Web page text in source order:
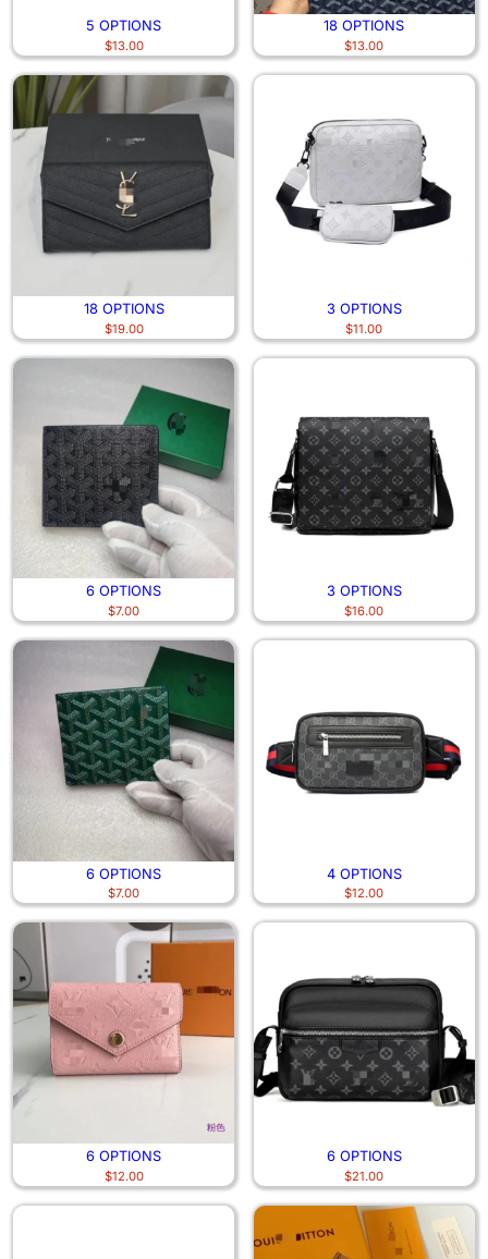
5 OPTIONS
$13.00
18 OPTIONS
$13.00
18 OPTIONS
$19.00
3 OPTIONS
$11.00
6 OPTIONS
$7.00
3 OPTIONS
$16.00
6 OPTIONS
$7.00
4 OPTIONS
$12.00
6 OPTIONS
$12.00
6 OPTIONS
$21.00